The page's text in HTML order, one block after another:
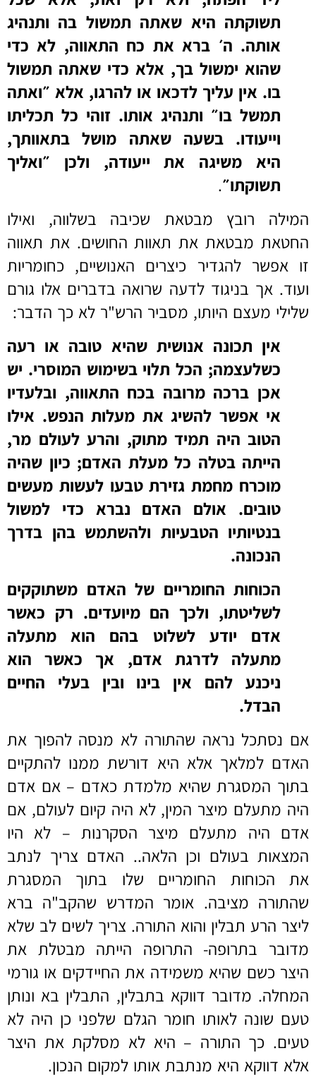
תשוקתה היא שאתה תמשול בה ותנהיג
אותה. ה׳ ברא את כח התאווה, לא כדי
שהוא ימשול בך, אלא כדי שאתה תמשול
בו. אין עליך לדכאו או להרגו, אלא ״ואתה
תמשל בו״ ותנהיג אותו. זוהי כל תכליתו
וייעודו. בשעה שאתה מושל בתאוותך,
היא משיגה את ייעודה, ולכן ״ואליך
תשוקתו״.
המילה רובץ מבטאת שכיבה בשלווה, ואילו
החטאת מבטאת את תאוות החושים. את תאווה
זו אפשר להגדיר כיצרים האנושיים, כחומריות
ועוד. אך בניגוד לדעה שרואה בדברים אלו גורם
שלילי מעצם היותו, מסביר הרש"ר לא כך הדבר:
אין תכונה אנושית שהיא טובה או רעה
כשלעצמה; הכל תלוי בשימוש המוסרי. יש
אכן ברכה מרובה בכח התאווה, ובלעדיו
אי אפשר להשיג את מעלות הנפש. אילו
הטוב היה תמיד מתוק, והרע לעולם מר,
הייתה בטלה כל מעלת האדם; כיון שהיה
מוכרח מחמת גזירת טבעו לעשות מעשים
טובים. אולם האדם נברא כדי למשול
בנטיותיו הטבעיות ולהשתמש בהן בדרך
הנכונה.
הכוחות החומריים של האדם משתוקקים
לשליטתו, ולכך הם מיועדים. רק כאשר
אדם יודע לשלוט בהם הוא מתעלה
מתעלה לדרגת אדם, אך כאשר הוא
ניכנע להם אין בינו ובין בעלי החיים
הבדל.
אם נסתכל נראה שהתורה לא מנסה להפוך את
האדם למלאך אלא היא דורשת ממנו להתקיים
בתוך המסגרת שהיא מלמדת כאדם – אם אדם
היה מתעלם מיצר המין, לא היה קיום לעולם, אם
אדם היה מתעלם מיצר הסקרנות – לא היו
המצאות בעולם וכן הלאה.. האדם צריך לנתב
את הכוחות החומריים שלו בתוך המסגרת
שהתורה מציבה. אומר המדרש שהקב"ה ברא
ליצר הרע תבלין והוא התורה. צריך לשים לב שלא
מדובר בתרופה- התרופה הייתה מבטלת את
היצר כשם שהיא משמידה את החיידקים או גורמי
המחלה. מדובר דווקא בתבלין, התבלין בא ונותן
טעם שונה לאותו חומר הגלם שלפני כן היה לא
טעים. כך התורה – היא לא מסלקת את היצר
אלא דווקא היא מנתבת אותו למקום הנכון.